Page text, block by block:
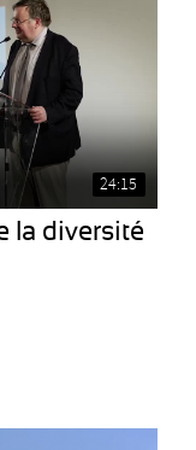
24:15
la diversité